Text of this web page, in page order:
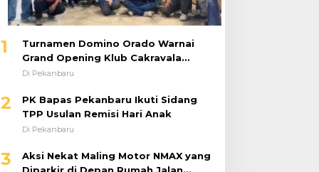
1
Turnamen Domino Orado Warnai
Grand Opening Klub Cakravala
Pekanbaru
Di Pekanbaru
2
PK Bapas Pekanbaru Ikuti Sidang
TPP Usulan Remisi Hari Anak
Di Pekanbaru
3
Aksi Nekat Maling Motor NMAX yang